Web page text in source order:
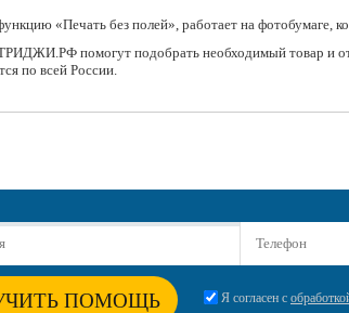
«Печать без полей», работает на фотобумаге,
помогут подобрать необходимый товар и
по всей России.
ПОМОЩЬ Я согласен с